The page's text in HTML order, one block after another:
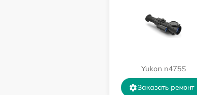
Замена дисплея (экрана)
Yukon n475S
Заказать ремонт